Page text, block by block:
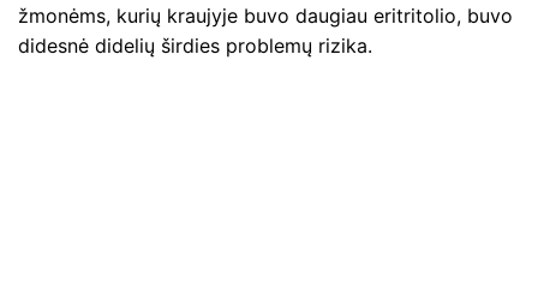
žmonėms, kurių kraujyje buvo daugiau eritritolio, buvo
didesnė didelių širdies problemų rizika.